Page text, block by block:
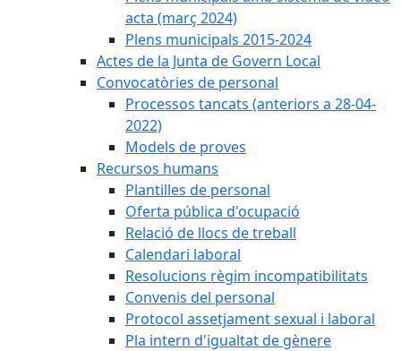
acta (març 2024)
Plens municipals 2015-2024
Actes de la Junta de Govern Local
Convocatòries de personal
Processos tancats (anteriors a 28-04-
2022)
Models de proves
Recursos humans
Plantilles de personal
Oferta pública d'ocupació
Relació de llocs de treball
Calendari laboral
Resolucions règim incompatibilitats
Convenis del personal
Protocol assetjament sexual i laboral
Pla intern d'igualtat de gènere